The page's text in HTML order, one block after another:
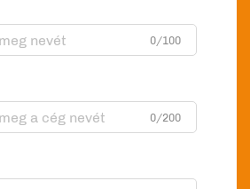
0/100
0/200